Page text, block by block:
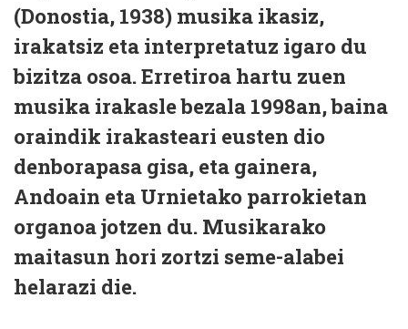
(Donostia, 1938) musika ikasiz,
irakatsiz eta interpretatuz igaro du
bizitza osoa. Erretiroa hartu zuen
musika irakasle bezala 1998an, baina
oraindik irakasteari eusten dio
denborapasa gisa, eta gainera,
Andoain eta Urnietako parrokietan
organoa jotzen du. Musikarako
maitasun hori zortzi seme-alabei
helarazi die.